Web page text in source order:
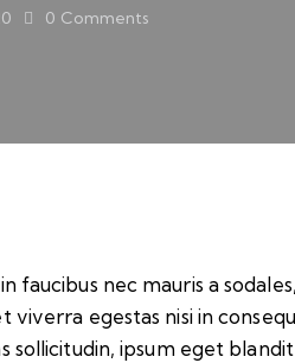
0 Comments
faucibus nec mauris a
viverra egestas nisi in
sollicitudin, ipsum eget